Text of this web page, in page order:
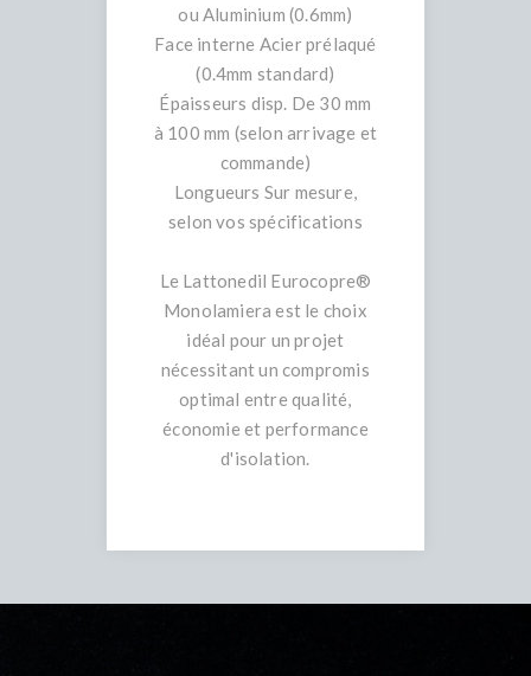
ou Aluminium (0.6mm)
Face interne Acier prélaqué
(0.4mm standard)
Épaisseurs disp. De 30 mm
à 100 mm (selon arrivage et
commande)
Longueurs Sur mesure,
selon vos spécifications
Le Lattonedil Eurocopre®
Monolamiera est le choix
idéal pour un projet
nécessitant un compromis
optimal entre qualité,
économie et performance
d'isolation.